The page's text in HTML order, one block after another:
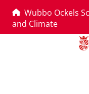
Wubbo Ockels
and Climate